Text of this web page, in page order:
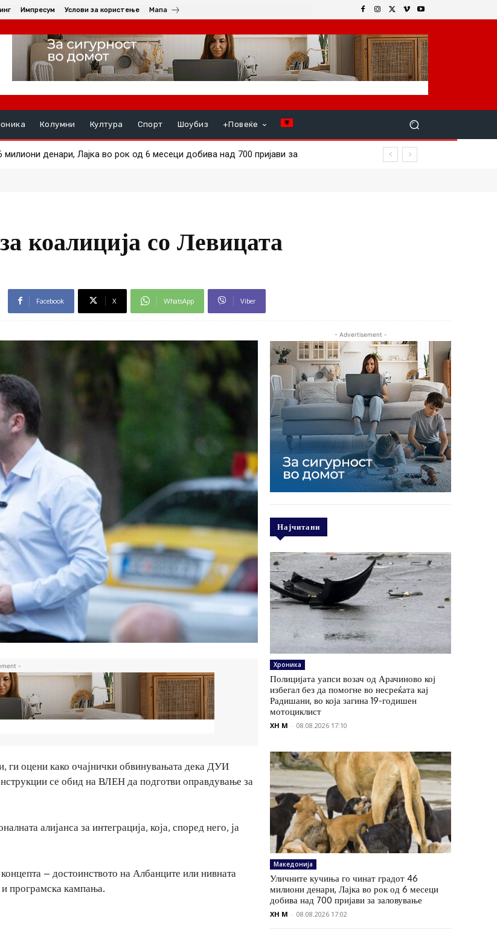
Импресум Услови за користење Мапа
Колумни Култура Спорт Шоубиз +Повеќе
денари, Лајка во рок од 6 месеци добива над 700 пријави за
Употребен нож, има повредени, неколку уапсени
коалиција со Левицата
Facebook X WhatsApp Viber
-
ги оцени како очајнички обвинувањата дека ДУИ
се обид на ВЛЕН да подготви оправдување за
алијанса за интеграција, која, според него, ја
– достоинството на Албанците или нивната
програмска кампања.
- Advertisement -
Најчитани
Хроника
Полицијата уапси возач од Арачиново кој
избегал без да помогне во несреќата кај
Радишани, во која загина 19-годишен
мотоциклист
XH M - 08.08.2026 17:10
Македонија
Уличните кучиња го чинат градот 46
милиони денари, Лајка во рок од 6 месеци
добива над 700 пријави за заловување
XH M - 08.08.2026 17:02